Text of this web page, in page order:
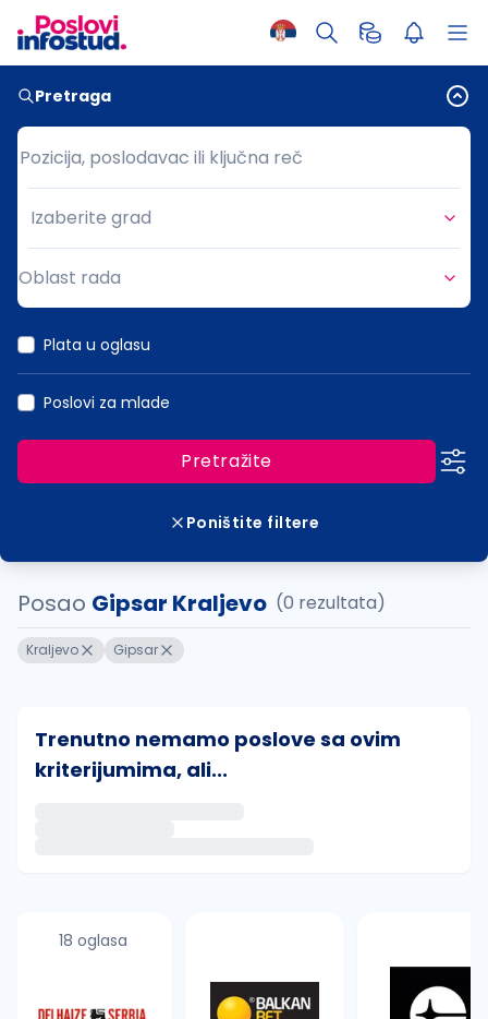
Pretraga
Pozicija, poslodavac ili ključna reč
Pozicija, poslodavac ili ključna reč
Grad
Izaberite grad
Oblast rada
Plata u oglasu
Poslovi za mlade
Pretražite
Poništite filtere
Posao Gipsar Kraljevo (0 rezultata)
Kraljevo Gipsar
Trenutno nemamo poslove sa ovim
kriterijumima, ali...
Takođe možete da:
18 oglasa